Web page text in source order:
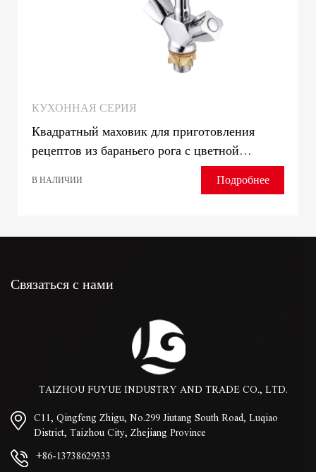
КУХОННАЯ СЕРИЯ
Квадратный маховик для приготовления
рецептов из бараньего рога с цветной
универсальной трубкой на ножках Смеситель
В НАЛИЧИИ Подробнее
Связаться с нами
TAIZHOU FUYUE INDUSTRY AND TRADE CO., LTD.
C11, Qingfeng Zhigu, No.299 Jiutang South Road, Luqiao
District, Taizhou City, Zhejiang Province
+86-13738629333